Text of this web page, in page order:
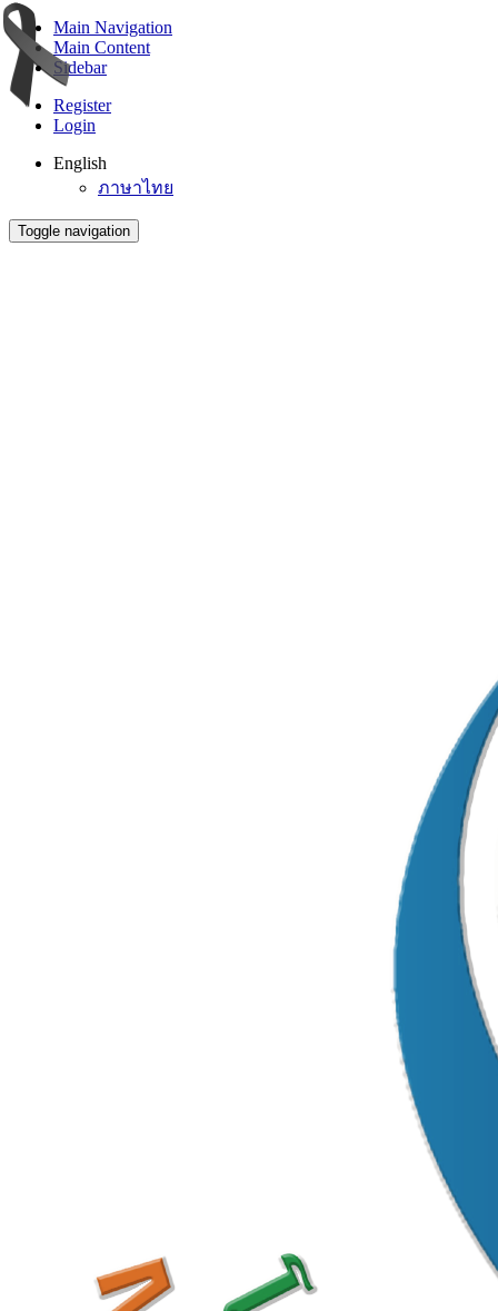
Main Navigation
Main Content
Sidebar
Register
Login
English
ภาษาไทย
Toggle navigation